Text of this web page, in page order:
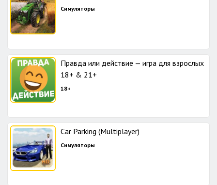
Симуляторы
Правда или действие — игра для взрослых
18+ & 21+
18+
Car Parking (Multiplayer)
Симуляторы